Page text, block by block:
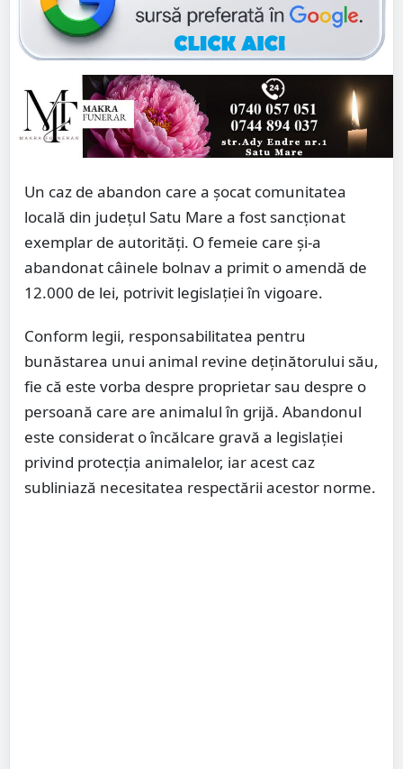
Un caz de abandon care a șocat comunitatea
locală din județul Satu Mare a fost sancționat
exemplar de autorități. O femeie care și-a
abandonat câinele bolnav a primit o amendă de
12.000 de lei, potrivit legislației în vigoare.
Conform legii, responsabilitatea pentru
bunăstarea unui animal revine deținătorului său,
fie că este vorba despre proprietar sau despre o
persoană care are animalul în grijă. Abandonul
este considerat o încălcare gravă a legislației
privind protecția animalelor, iar acest caz
subliniază necesitatea respectării acestor norme.